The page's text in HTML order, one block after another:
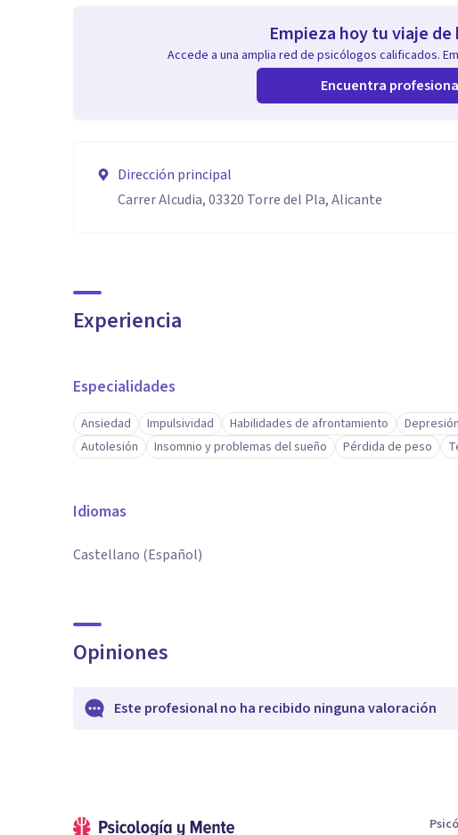
Empieza hoy tu viaje
Accede a una amplia red de psicólogos calificados.
Encuentra
Dirección principal
Carrer Alcudia, 03320 Torre del Pla, Alicante
Experiencia
Especialidades
Ansiedad Impulsividad Habilidades de afrontamiento Depresión
Autolesión
Insomnio y problemas del sueño Pérdida de peso
Idiomas
Castellano (Español)
Opiniones
Este profesional no ha recibido ninguna valoración